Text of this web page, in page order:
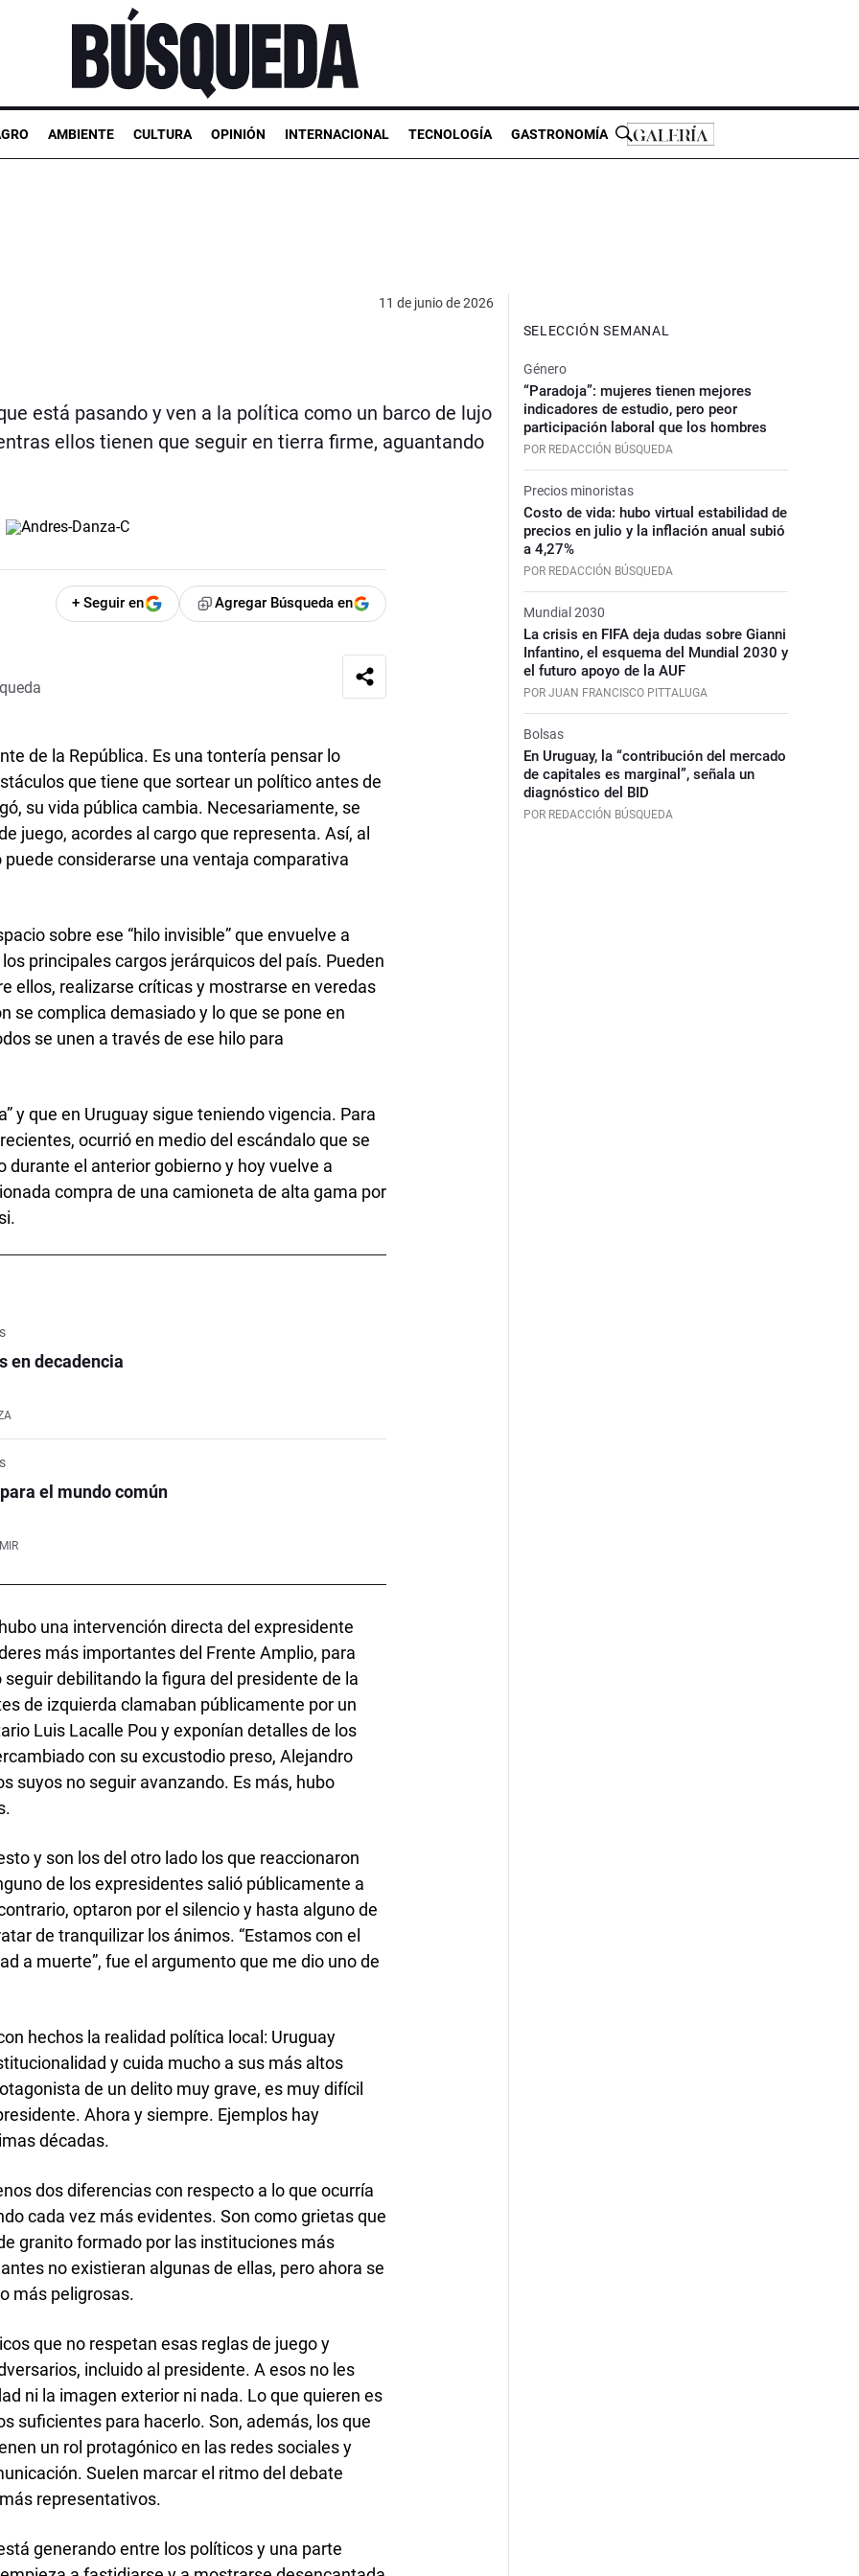
AMBIENTE CULTURA OPINIÓN INTERNACIONAL TECNOLOGÍA GASTRONOMÍA
11 de junio de 2026
está pasando y ven a la política como un barco de lujo
ellos tienen que seguir en tierra firme, aguantando
+ Seguir en Agregar Búsqueda en
de la República. Es una tontería pensar lo
que tiene que sortear un político antes de
su vida pública cambia. Necesariamente, se
juego, acordes al cargo que representa. Así, al
puede considerarse una ventaja comparativa
sobre ese “hilo invisible” que envuelve a
principales cargos jerárquicos del país. Pueden
ellos, realizarse críticas y mostrarse en veredas
se complica demasiado y lo que se pone en
se unen a través de ese hilo para
y que en Uruguay sigue teniendo vigencia. Para
ocurrió en medio del escándalo que se
durante el anterior gobierno y hoy vuelve a
compra de una camioneta de alta gama por
en decadencia
el mundo común
una intervención directa del expresidente
más importantes del Frente Amplio, para
debilitando la figura del presidente de la
de izquierda clamaban públicamente por un
Luis Lacalle Pou y exponían detalles de los
con su excustodio preso, Alejandro
suyos no seguir avanzando. Es más, hubo
y son los del otro lado los que reaccionaron
de los expresidentes salió públicamente a
optaron por el silencio y hasta alguno de
de tranquilizar los ánimos. “Estamos con el
a muerte”, fue el argumento que me dio uno de
hechos la realidad política local: Uruguay
y cuida mucho a sus más altos
de un delito muy grave, es muy difícil
Ahora y siempre. Ejemplos hay
décadas.
dos diferencias con respecto a lo que ocurría
cada vez más evidentes. Son como grietas que
granito formado por las instituciones más
no existieran algunas de ellas, pero ahora se
más peligrosas.
que no respetan esas reglas de juego y
incluido al presidente. A esos no les
ni la imagen exterior ni nada. Lo que quieren es
suficientes para hacerlo. Son, además, los que
un rol protagónico en las redes sociales y
Suelen marcar el ritmo del debate
representativos.
generando entre los políticos y una parte
SELECCIÓN SEMANAL
Género
“Paradoja”: mujeres tienen mejores
indicadores de estudio, pero peor
participación laboral que los hombres
POR REDACCIÓN BÚSQUEDA
Precios minoristas
Costo de vida: hubo virtual estabilidad de
precios en julio y la inflación anual subió
a 4,27%
POR REDACCIÓN BÚSQUEDA
Mundial 2030
La crisis en FIFA deja dudas sobre Gianni
Infantino, el esquema del Mundial 2030 y
el futuro apoyo de la AUF
POR JUAN FRANCISCO PITTALUGA
Bolsas
En Uruguay, la “contribución del mercado
de capitales es marginal”, señala un
diagnóstico del BID
POR REDACCIÓN BÚSQUEDA